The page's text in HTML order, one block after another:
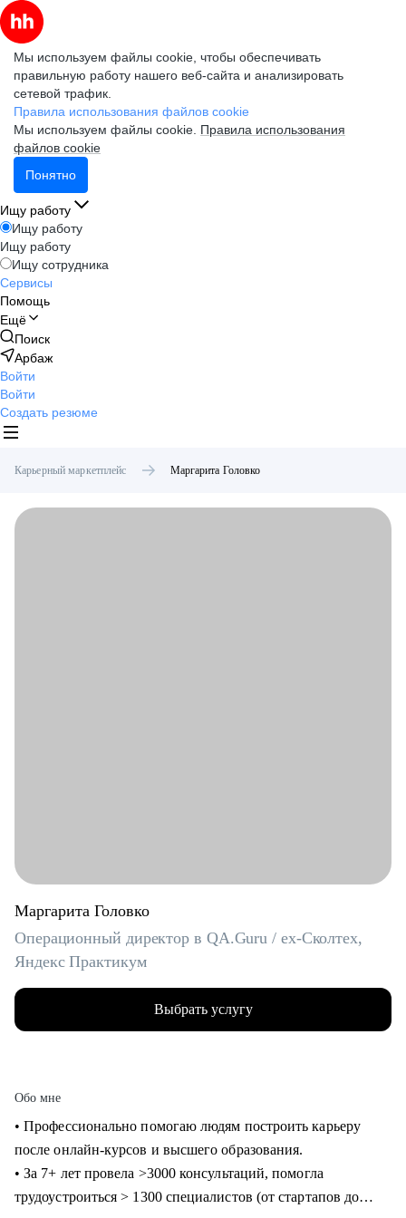
Мы используем файлы cookie, чтобы обеспечивать
правильную работу нашего веб-сайта и анализировать
сетевой трафик.
Правила использования файлов cookie
Мы используем файлы cookie. Правила использования
файлов cookie
Понятно
Ищу работу
Ищу работу
Ищу работу
Ищу сотрудника
Сервисы
Помощь
Ещё
Поиск
Арбаж
Войти
Войти
Создать резюме
Карьерный маркетплейс Маргарита Головко
Маргарита Головко
Операционный директор в QA.Guru / ex-Сколтех,
Яндекс Практикум
Выбрать услугу
Обо мне
• Профессионально помогаю людям построить карьеру
после онлайн-курсов и высшего образования.
• За 7+ лет провела >3000 консультаций, помогла
трудоустроиться > 1300 специалистов (от стартапов до